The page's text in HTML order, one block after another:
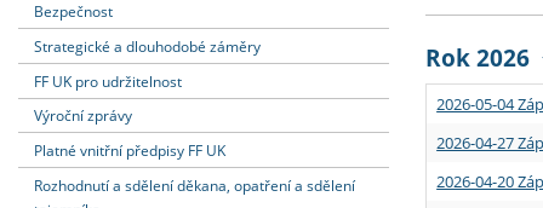
Dozvědět se více Strategie
Podpora
Podat přihlášku Učitelské
Dozvědět se více
Rigorózní
Dozvědět se více
Granty a
Dozvědět se více
Bezpečnost
Strategické a dlouhodobé záměry
FF UK pro udržitelnost
Výroční zprávy
Platné vnitřní předpisy FF UK
Rozhodnutí a sdělení děkana, opatření a sdělení
Rok 2026
2026-05-04
2026-04-27
2026-04-20